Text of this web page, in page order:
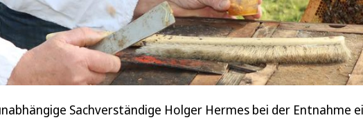
Sachverständige Holger Hermes bei der Entnahme